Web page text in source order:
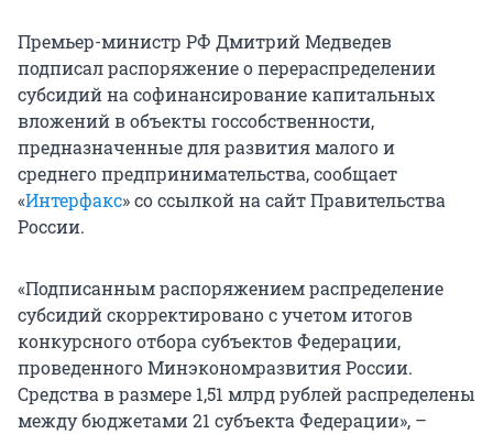
Премьер-министр РФ Дмитрий Медведев
подписал распоряжение о перераспределении
субсидий на софинансирование капитальных
вложений в объекты госсобственности,
предназначенные для развития малого и
среднего предпринимательства, сообщает
«Интерфакс» со ссылкой на сайт Правительства
России.
«Подписанным распоряжением распределение
субсидий скорректировано с учетом итогов
конкурсного отбора субъектов Федерации,
проведенного Минэкономразвития России.
Средства в размере 1,51 млрд рублей распределены
между бюджетами 21 субъекта Федерации», –